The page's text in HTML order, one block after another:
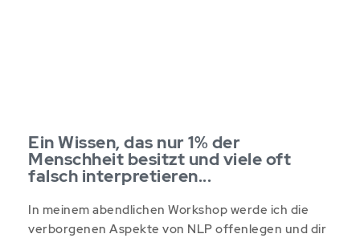
Ein Wissen, das nur 1% der
Menschheit besitzt und viele oft
falsch interpretieren...
In meinem abendlichen Workshop werde ich die
verborgenen Aspekte von NLP offenlegen und dir